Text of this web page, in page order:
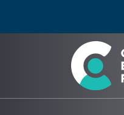
Seleccione país
Buscar